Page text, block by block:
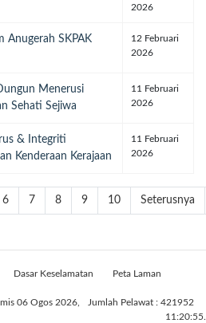
2026
Anugerah SKPAK
12 Februari
2026
Menerusi
Sehati Sejiwa
11 Februari
2026
& Integriti
Kenderaan Kerajaan
11 Februari
2026
6 7 8 9 10 Seterusnya
Dasar Keselamatan
Peta Laman
Jumlah Pelawat : 421952
06 Ogos 2026,
11:20:55.